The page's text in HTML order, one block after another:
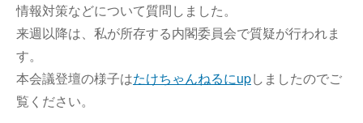
情報対策などについて質問しました。
来週以降は、私が所存する内閣委員会で質疑が行われま
す。
本会議登壇の様子はたけちゃんねるにupしましたのでご
覧ください。